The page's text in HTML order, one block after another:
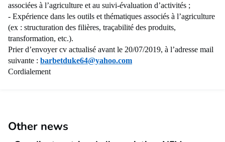
associées à l’agriculture et au suivi-évaluation d’activités ;
- Expérience dans les outils et thématiques associés à l’agriculture
(ex : structuration des filières, traçabilité des produits,
transformation, etc.).
Prier d’envoyer cv actualisé avant le 20/07/2019, à l’adresse mail
suivante : barbetduke64@yahoo.com
Cordialement
Other news